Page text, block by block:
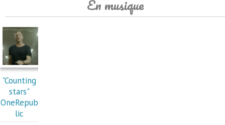
En musique
"Counting
stars"
OneRepub
lic